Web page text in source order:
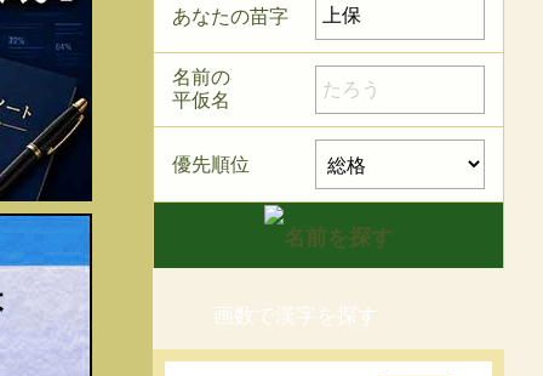
あなたの苗字
名前の
平仮名
優先順位
画数で漢字を探す